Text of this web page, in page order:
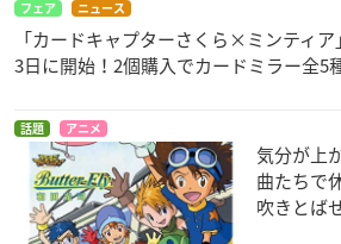
フェア ニュース
「カードキャプターさくら×ミンティ
3日に開始！2個購入でカードミラー全5
話題 アニメ
気分が上
曲たちで
吹きとば